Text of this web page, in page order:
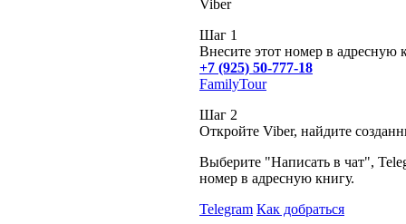
Viber
Шаг 1
Внесите этот номер в адресную
+7 (925) 50-777-18
FamilyTour
Шаг 2
Откройте Viber, найдите
Выберите "Написать в чат",
номер в адресную книгу.
Telegram Как добраться